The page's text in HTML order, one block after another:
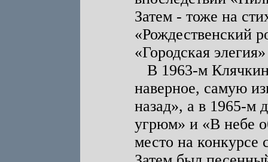
Затем - тоже на
«Рождественский
«Городская
В 1963-м
наверное, самую
назад», а в 1965-м
угрюм» и «В небе
место на конкурсе